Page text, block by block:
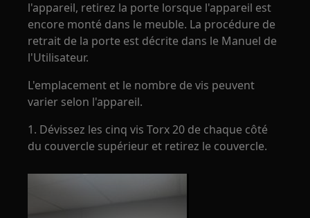
l'appareil, retirez la porte lorsque l'appareil est
encore monté dans le meuble. La procédure de
retrait de la porte est décrite dans le Manuel de
l'Utilisateur.
L'emplacement et le nombre de vis peuvent
varier selon l'appareil.
1. Dévissez les cinq vis Torx 20 de chaque côté
du couvercle supérieur et retirez le couvercle.